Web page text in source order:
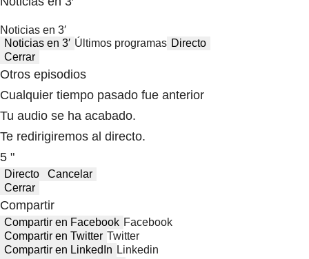
Noticias en 3′
Noticias en 3′ Últimos programas Directo
Cerrar
Otros episodios
Cualquier tiempo pasado fue anterior
Tu audio se ha acabado.
Te redirigiremos al directo.
5 "
Directo
Cancelar
Cerrar
Compartir
Compartir en Facebook Facebook
Compartir en Twitter Twitter
Compartir en LinkedIn Linkedin